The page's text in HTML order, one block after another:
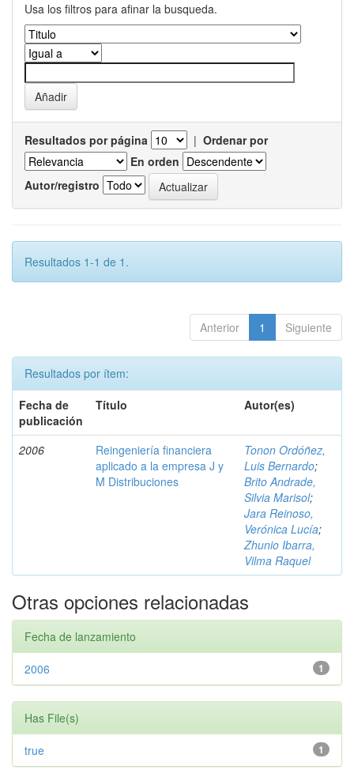
Usa los filtros para afinar la busqueda.
Resultados por página | Ordenar por
En orden
Autor/registro
Resultados 1-1 de 1.
Anterior 1 Siguiente
Resultados por ítem:
Fecha de
publicación
Título Autor(es)
2006
Reingeniería financiera
aplicado a la empresa J y
M Distribuciones
Tonon Ordóñez,
Luis Bernardo;
Brito Andrade,
Silvia Marisol;
Jara Reinoso,
Verónica Lucía;
Zhunio Ibarra,
Vilma Raquel
Otras opciones relacionadas
Fecha de lanzamiento
1
2006
Has File(s)
1
true